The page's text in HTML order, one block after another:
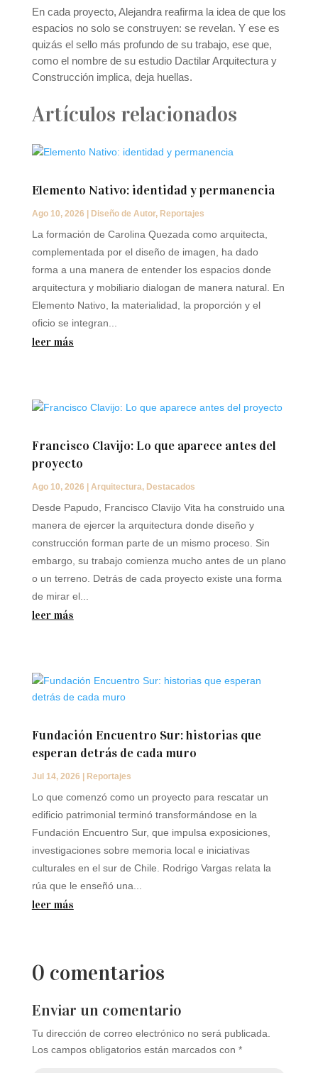
En cada proyecto, Alejandra reafirma la idea de que los
espacios no solo se construyen: se revelan. Y ese es
quizás el sello más profundo de su trabajo, ese que,
como el nombre de su estudio Dactilar Arquitectura y
Construcción implica, deja huellas.
Artículos relacionados
Elemento Nativo: identidad y permanencia
Ago 10, 2026 Diseño de Autor, Reportajes
La formación de Carolina Quezada como arquitecta,
complementada por el diseño de imagen, ha dado
forma a una manera de entender los espacios donde
arquitectura y mobiliario dialogan de manera natural. En
Elemento Nativo, la materialidad, la proporción y el
oficio se integran...
leer más
Francisco Clavijo: Lo que aparece antes del
proyecto
Ago 10, 2026 Arquitectura, Destacados
Desde Papudo, Francisco Clavijo Vita ha construido una
manera de ejercer la arquitectura donde diseño y
construcción forman parte de un mismo proceso. Sin
embargo, su trabajo comienza mucho antes de un plano
o un terreno. Detrás de cada proyecto existe una forma
de mirar el...
leer más
Fundación Encuentro Sur: historias que
esperan detrás de cada muro
Jul 14, 2026 Reportajes
Lo que comenzó como un proyecto para rescatar un
edificio patrimonial terminó transformándose en la
Fundación Encuentro Sur, que impulsa exposiciones,
investigaciones sobre memoria local e iniciativas
culturales en el sur de Chile. Rodrigo Vargas relata la
rúa que le enseñó una...
leer más
0 comentarios
Enviar un comentario
Tu dirección de correo electrónico no será publicada.
Los campos obligatorios están marcados con *